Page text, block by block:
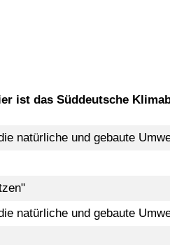
ist das Süddeutsche
natürliche und gebaute
natürliche und gebaute